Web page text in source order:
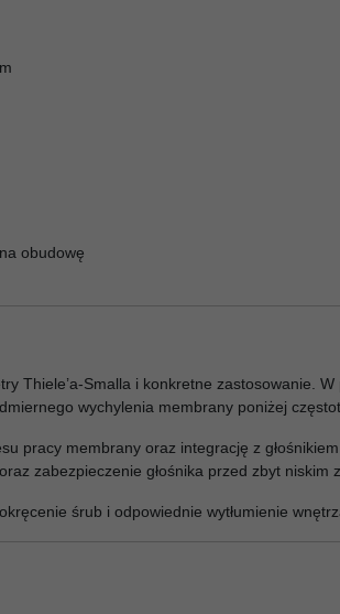
obudowę
Thiele’a-Smalla i konkretne zastosowanie.
wychylenia membrany poniżej
pracy membrany oraz integrację z
zabezpieczenie głośnika przed zbyt niskim
śrub i odpowiednie wytłumienie